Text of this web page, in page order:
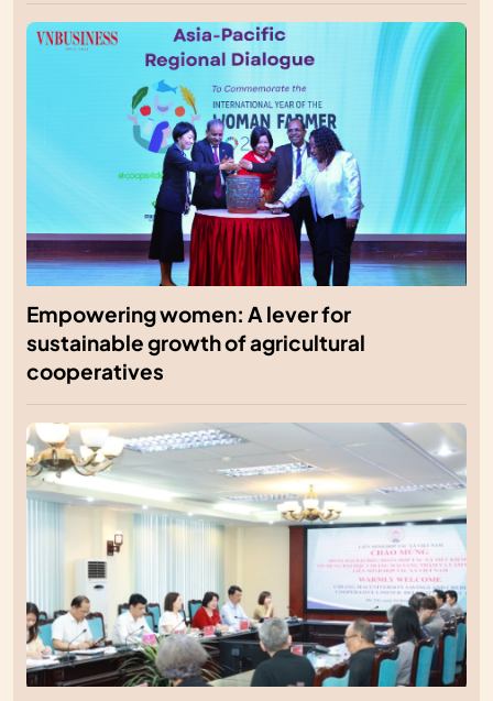
Empowering women: A lever for
sustainable growth of agricultural
cooperatives